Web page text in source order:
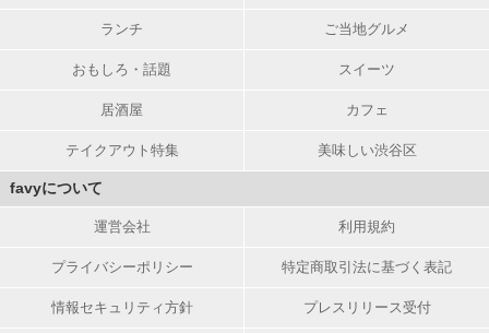
ランチ ご当地グルメ
おもしろ・話題 スイーツ
居酒屋 カフェ
テイクアウト特集 美味しい渋谷区
favyについて
運営会社 利用規約
プライバシーポリシー 特定商取引法に基づく表記
情報セキュリティ方針 プレスリリース受付